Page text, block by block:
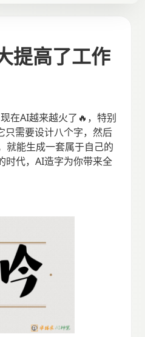
提高了工作
在AI越来越火了🔥，特别
只需要设计八个字，然后
就能生成一套属于自己的
时代，AI造字为你带来全